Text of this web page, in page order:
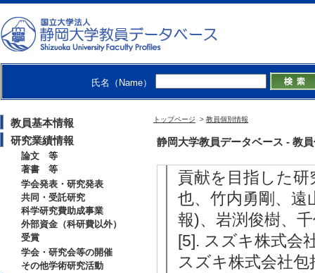
氏名（Name）
教員基本情報
研究業績情報
論文 等
著書 等
学会発表・研究発表
共同・受託研究
科学研究費助成事業
外部資金（科研費以外）
受賞
学会・研究会等の開催
その他学術研究活動
トップページ > 教員個別情報
静岡大学教員データベース - 教
[備考] 被害者心理
うのか？― (演者
様・読売新聞), 静
事
[4]. 医学-情報学研
話人) （2021年1
貢献を目指した研
也、竹内勇剛、遠
報)、岩渕俊樹、
[5]. スズキ株式会
スズキ株式会社